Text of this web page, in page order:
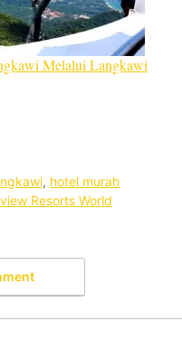
Melalui Langkawi
, hotel murah
Resorts World